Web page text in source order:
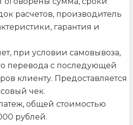
расчетов, производитель
гарантия и
при условии самовывоза,
перевода с последующей
клиенту. Предоставляется
чек.
общей стоимостью
рублей.